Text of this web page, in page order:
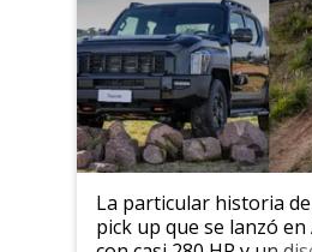
La particular historia
pick up que se lanzó